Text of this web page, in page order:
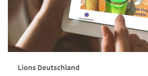
Lions Deutschland